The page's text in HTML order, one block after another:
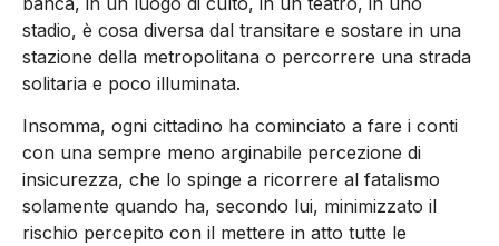
stadio, è cosa diversa dal transitare e sostare in una
stazione della metropolitana o percorrere una strada
solitaria e poco illuminata.
Insomma, ogni cittadino ha cominciato a fare i conti
con una sempre meno arginabile percezione di
insicurezza, che lo spinge a ricorrere al fatalismo
solamente quando ha, secondo lui, minimizzato il
rischio percepito con il mettere in atto tutte le